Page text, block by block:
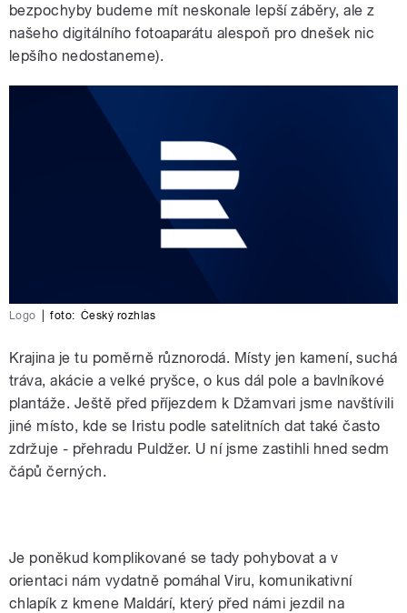
bezpochyby budeme mít neskonale lepší záběry, ale z
našeho digitálního fotoaparátu alespoň pro dnešek nic
lepšího nedostaneme).
Logo foto: Český rozhlas
Krajina je tu poměrně různorodá. Místy jen kamení, suchá
tráva, akácie a velké pryšce, o kus dál pole a bavlníkové
plantáže. Ještě před příjezdem k Džamvari jsme navštívili
jiné místo, kde se Iristu podle satelitních dat také často
zdržuje - přehradu Puldžer. U ní jsme zastihli hned sedm
čápů černých.
Je poněkud komplikované se tady pohybovat a v
orientaci nám vydatně pomáhal Viru, komunikativní
chlapík z kmene Maldárí, který před námi jezdil na